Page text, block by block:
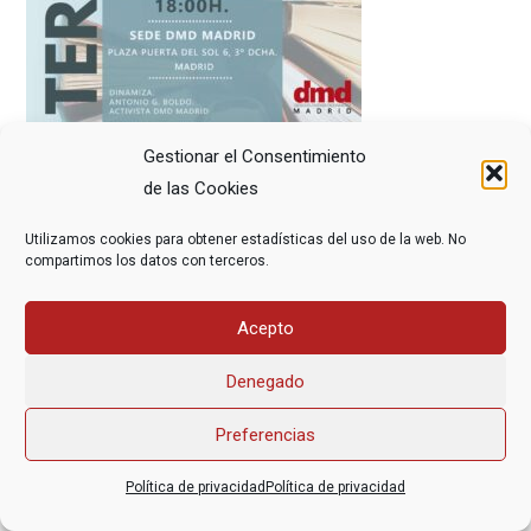
Gestionar el Consentimiento
de las Cookies
Utilizamos cookies para obtener estadísticas del uso de la web. No
compartimos los datos con terceros.
Acepto
Denegado
Preferencias
Política de privacidad Política de privacidad
informacion@derechoamorir.org